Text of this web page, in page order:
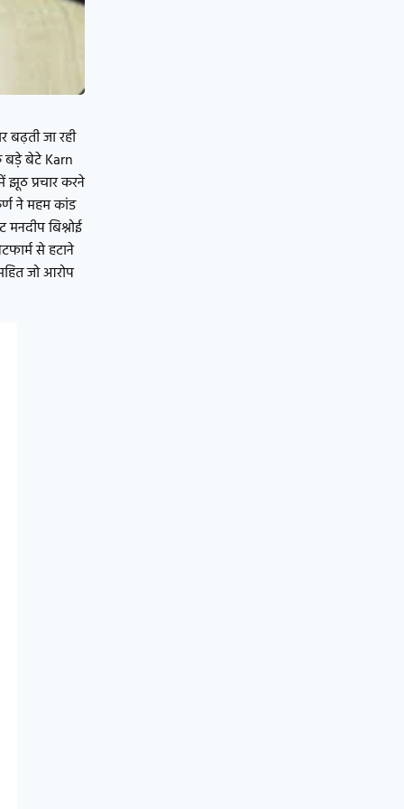
जा रही
बेटे Karn
झूठ प्रचार करने
ने महम कांड
बिश्नोई
से हटाने
जो आरोप